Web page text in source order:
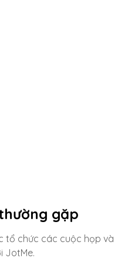
gặp
tổ chức các cuộc họp và
JotMe.